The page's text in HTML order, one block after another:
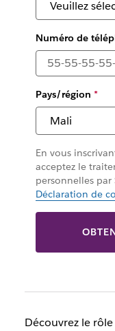
Numéro de
Pays/région *
En vous
acceptez le
personnelles
Déclaration de
Découvrez le